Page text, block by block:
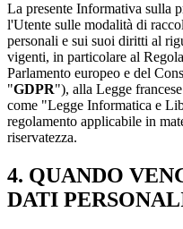
La presente Informativa sulla
l'Utente sulle modalità di
personali e sui suoi diritti al
vigenti, in particolare al
Parlamento europeo e del
"GDPR"), alla Legge
come "Legge Informatica e
regolamento applicabile in
riservatezza.
4. QUANDO
DATI